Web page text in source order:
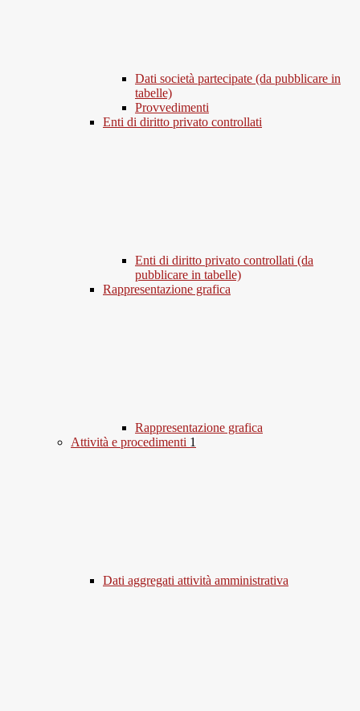
Dati società partecipate (da pubblicare in
tabelle)
Provvedimenti
Enti di diritto privato controllati
Enti di diritto privato controllati (da
pubblicare in tabelle)
Rappresentazione grafica
Rappresentazione grafica
Attività e procedimenti 1
Dati aggregati attività amministrativa